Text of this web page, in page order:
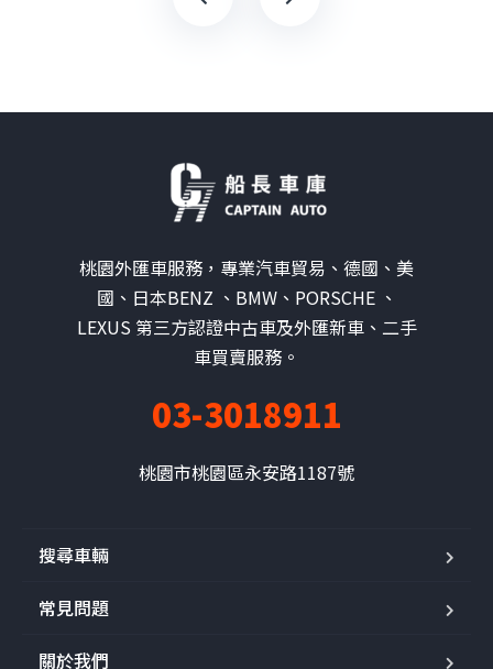
桃園外匯車服務，專業汽車貿易、德國、美
國、日本BENZ 、BMW、PORSCHE 、
LEXUS 第三方認證中古車及外匯新車、二手
車買賣服務。
03-3018911
桃園市桃園區永安路1187號
搜尋車輛
常見問題
關於我們